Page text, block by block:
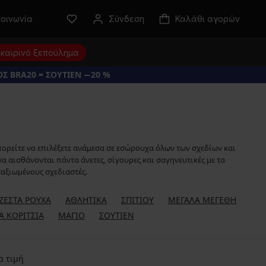
Σύνδεση Καλάθι αγορών
ξεπούλημα
BRA20 = ΣΟΥΤΙΕΝ −20 %
να επιλέξετε ανάμεσα σε εσώρουχα όλων των σχεδίων και
πάντα άνετες, σίγουρες και σαγηνευτικές με τα
σχεδιαστές.
ΡΟΎΧΑ ΑΘΛΗΤΙΚΆ ΣΠΙΤΙΟΎ
ΜΕΓΆΛΑ ΜΕΓΈΘΗ
ΚΟΡΊΤΣΙΑ
ΜΑΓΙΌ ΣΟΥΤΙΈΝ
τιμή